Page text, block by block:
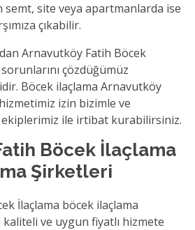
semt, site veya apartmanlarda ise
çıkabilir.
Arnavutköy Fatih Böcek
çözdüğümüz
Böcek ilaçlama Arnavutköy
izin bizimle ve
ile irtibat kurabilirsiniz.
Böcek İlaçlama
Şirketleri
İlaçlama böcek ilaçlama
ve uygun fiyatlı hizmete